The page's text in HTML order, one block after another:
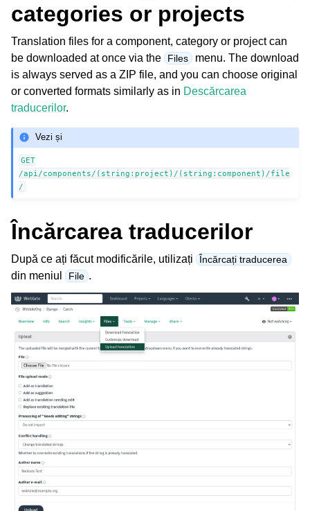
categories or projects
Translation files for a component, category or project can
be downloaded at once via the
Files menu. The download
is always served as a ZIP file, and you can choose original
or converted formats similarly as in Descărcarea
traducerilor.
Vezi și
GET
/api/components/(string:project)/(string:component)/file
/
Încărcarea traducerilor
După ce ați făcut modificările, utilizați Încărcați traducerea
din meniul File .